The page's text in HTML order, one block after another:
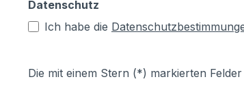
Datenschutz
Ich habe die
Die mit einem Stern (*) markierten